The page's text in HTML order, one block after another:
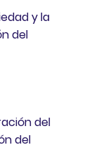
y la
del
del
del